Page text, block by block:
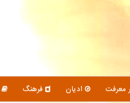
معرفت ادیان فرهنگ